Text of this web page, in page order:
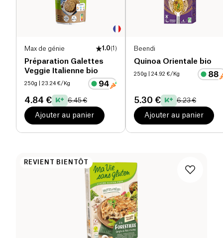
Max de génie 1.0(1 )
Préparation Galettes
Veggie Italienne bio
250g | 23.24 €/Kg
4.84 € 6.45 €
Ajouter au panier
Beendi
Quinoa Orientale bio
250g | 24.92 €/Kg
5.30 € 6.23 €
Ajouter au panier
REVIENT BIENTÔT